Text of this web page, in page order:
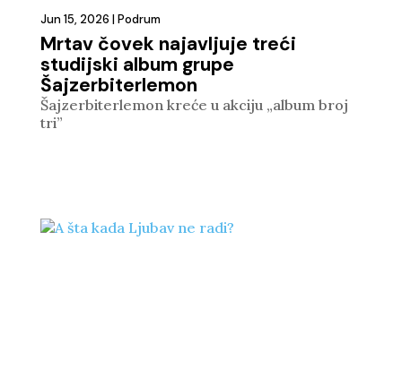
Mrtav čovek najavljuje treći
studijski album grupe
Šajzerbiterlemon
Jun 15, 2026 | Podrum
Šajzerbiterlemon kreće u akciju „album broj
tri”